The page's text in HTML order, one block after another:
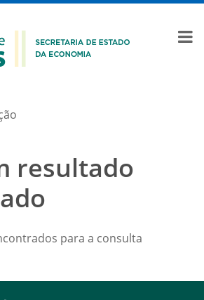
resultado
para a consulta